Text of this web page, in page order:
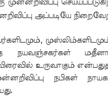
அப்படியே
உருவாகும்
நபிகள்